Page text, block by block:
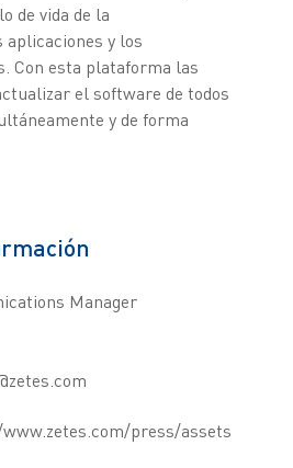
de vida de la
y los
Con esta plataforma las
el software de todos
y de forma
Manager
press/assets